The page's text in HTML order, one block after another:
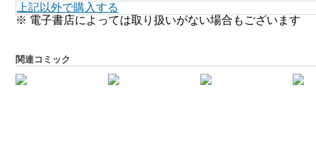
上記以外で購入する
※ 電子書店によっては取り扱いがない場合もございます
関連コミック